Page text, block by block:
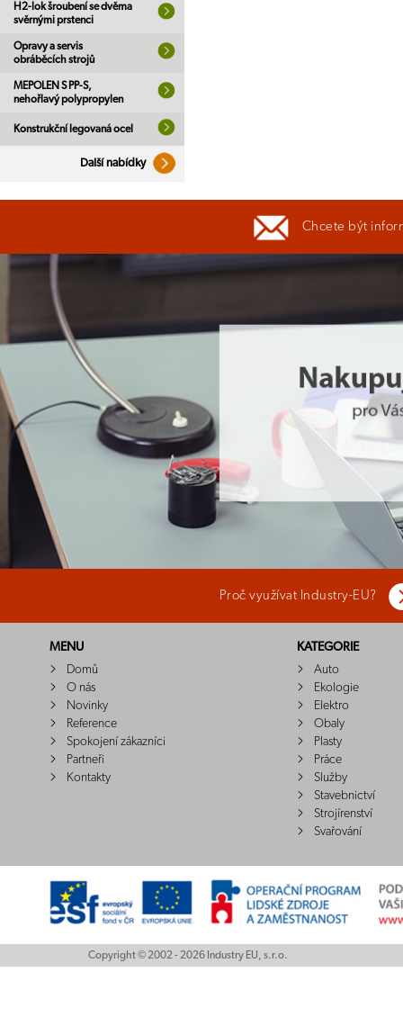
H2-lok šroubení se dvěma
svěrnými prstenci
Opravy a servis
obráběcích strojů
MEPOLEN S PP-S,
nehořlavý polypropylen
Konstrukční legovaná ocel
Další nabídky
Chcete být
Proč využívat Industry-EU?
MENU
Domů
O nás
Novinky
Reference
Spokojení zákazníci
Partneři
Kontakty
KATEGORIE
Auto
Ekologie
Elektro
Obaly
Plasty
Práce
Služby
Stavebnictví
Strojírenství
Svařování
Copyright © 2002 - 2026 Industry EU, s.r.o.